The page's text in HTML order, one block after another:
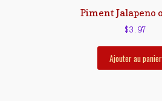
Piment Jalapeno
$3.97
Ajouter au panier